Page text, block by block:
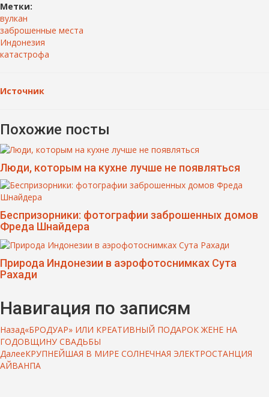
Метки:
вулкан
заброшенные места
Индонезия
катастрофа
Источник
Похожие посты
Люди, которым на кухне лучше не появляться
Беспризорники: фотографии заброшенных домов
Фреда Шнайдера
Природа Индонезии в аэрофотоснимках Сута
Рахади
Навигация по записям
Назад«БРОДУАР» ИЛИ КРЕАТИВНЫЙ ПОДАРОК ЖЕНЕ НА
ГОДОВЩИНУ СВАДЬБЫ
ДалееКРУПНЕЙШАЯ В МИРЕ СОЛНЕЧНАЯ ЭЛЕКТРОСТАНЦИЯ
АЙВАНПА